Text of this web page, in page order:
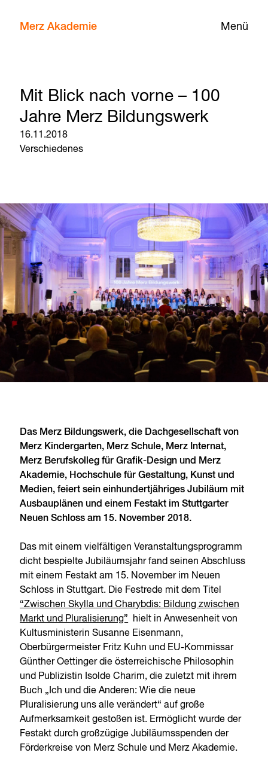
Menü
Merz Akademie
Mit Blick nach vorne – 100
Jahre Merz Bildungswerk
16.11.2018
Verschiedenes
Das Merz Bildungswerk, die Dachgesellschaft von
Merz Kindergarten, Merz Schule, Merz Internat,
Merz Berufskolleg für Grafik-Design und Merz
Akademie, Hochschule für Gestaltung, Kunst und
Medien, feiert sein einhundertjähriges Jubiläum mit
Ausbauplänen und einem Festakt im Stuttgarter
Neuen Schloss am 15. November 2018.
Das mit einem vielfältigen Veranstaltungsprogramm
dicht bespielte Jubiläumsjahr fand seinen Abschluss
mit einem Festakt am 15. November im Neuen
Schloss in Stuttgart. Die Festrede mit dem Titel
“Zwischen Skylla und Charybdis: Bildung zwischen
Markt und Pluralisierung” hielt in Anwesenheit von
Kultusministerin Susanne Eisenmann,
Oberbürgermeister Fritz Kuhn und EU-Kommissar
Günther Oettinger die österreichische Philosophin
und Publizistin Isolde Charim, die zuletzt mit ihrem
Buch „Ich und die Anderen: Wie die neue
Pluralisierung uns alle verändert“ auf große
Aufmerksamkeit gestoßen ist. Ermöglicht wurde der
Festakt durch großzügige Jubiläumsspenden der
Förderkreise von Merz Schule und Merz Akademie.